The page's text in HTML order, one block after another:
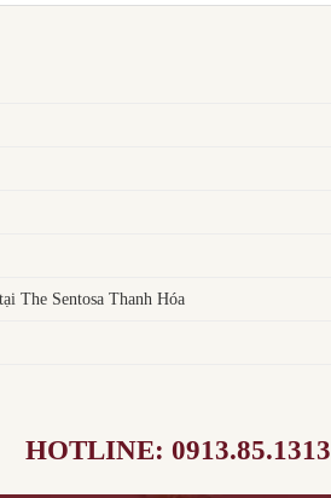
The Sentosa Thanh Hóa
HOTLINE: 0913.85.1313